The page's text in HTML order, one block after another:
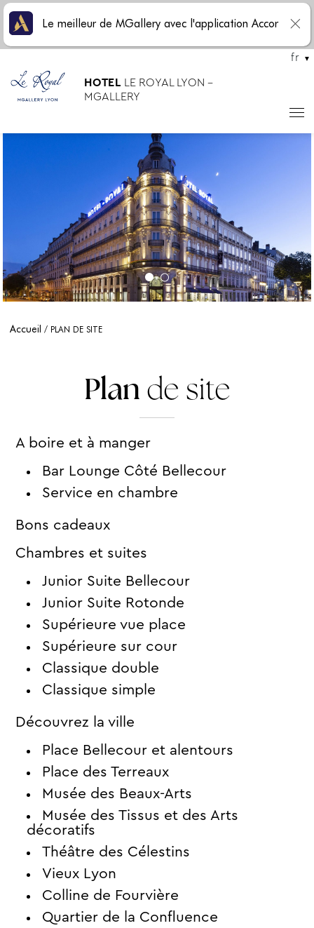
HOTEL LE ROYAL LYON -
MGALLERY
fr
Accueil PLAN DE SITE
Plan de site
A boire et à manger
Bar Lounge Côté Bellecour
Service en chambre
Bons cadeaux
Chambres et suites
Junior Suite Bellecour
Junior Suite Rotonde
Supérieure vue place
Supérieure sur cour
Classique double
Classique simple
Découvrez la ville
Place Bellecour et alentours
Place des Terreaux
Musée des Beaux-Arts
Musée des Tissus et des Arts
décoratifs
Théâtre des Célestins
Vieux Lyon
Colline de Fourvière
Quartier de la Confluence
Le meilleur de MGallery avec l'application Accor